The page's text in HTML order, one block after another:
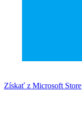
Získať z Microsoft Store